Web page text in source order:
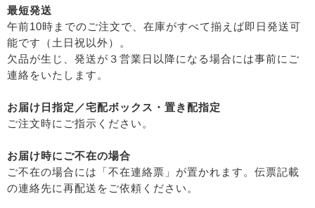
├ファンデーション
├肌質・お悩み別スキンケア
├乾燥肌・敏感
├オイリー肌
├毛穴の黒ずみ・角質・開き
├エイジングケア
└ニキビ・吹き出物
└お悩み・目的別ヘアケア
├頭皮のフケ・かゆみ・臭い
├艶・なめらか・パサつき
├渡部信一さんの無農薬豆
├がんこ本舗
├ナチュラムーン
├パックスナチュロン（太陽油脂）
└竹おやじ末廣さんの竹炭ミネラル
最短発送
午前10時までのご注文で、在庫がすべて揃えば即日発送可
能です（土日祝以外）。
欠品が生じ、発送が３営業日以降になる場合には事前にご
連絡をいたします。
お届け日指定／宅配ボックス・置き配指定
ご注文時にご指示ください。
お届け時にご不在の場合
ご不在の場合には「不在連絡票」が置かれます。伝票記載
の連絡先に再配送をご依頼ください。